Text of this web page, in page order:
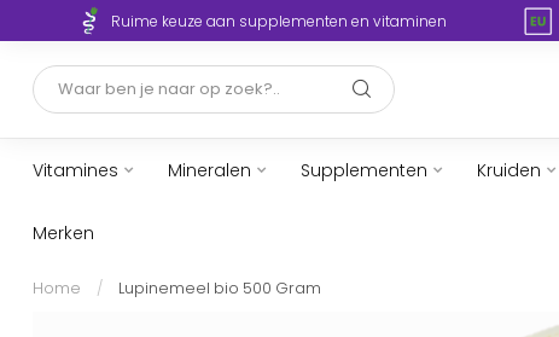
Ruime keuze aan supplementen en vitaminen
Vitamines Mineralen Supplementen Kruiden
Merken
Home / Lupinemeel bio 500 Gram